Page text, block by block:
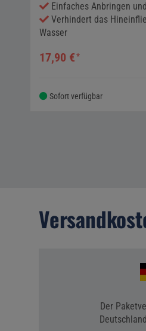
Einfaches Anbringen
Verhindert das
Wasser
17,90 €*
Sofort verfügbar
Der